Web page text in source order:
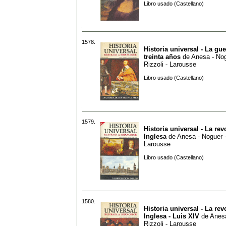
Libro usado (Castellano)
1578.
Historia universal - La
treinta años de Anesa -
Rizzoli - Larousse
Libro usado (Castellano)
1579.
Historia universal - La
Inglesa de Anesa - Noguer
Larousse
Libro usado (Castellano)
1580.
Historia universal - La
Inglesa - Luis XIV de
Rizzoli - Larousse